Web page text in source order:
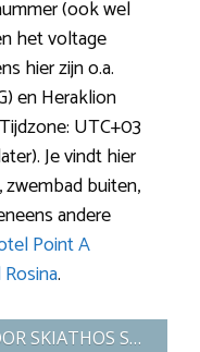
(ook wel
het voltage
hier zijn o.a.
en Heraklion
UTC+03
Je vindt hier
buiten,
andere
Point A
.
WEERSVERWACHTINGEN VOOR SKIATHOS STAD (GRIEKENLAND)